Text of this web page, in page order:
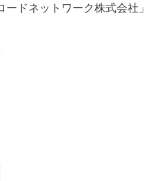
ドネットワーク株式会社」